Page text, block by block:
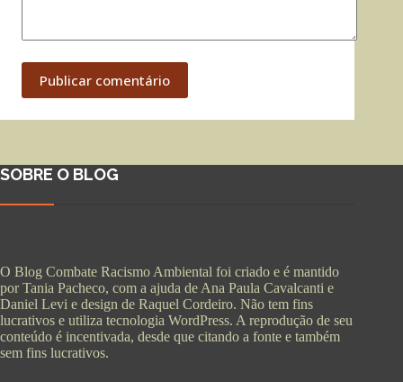
Publicar comentário
SOBRE O BLOG
O Blog Combate Racismo Ambiental foi criado e é mantido
por Tania Pacheco, com a ajuda de Ana Paula Cavalcanti e
Daniel Levi e design de Raquel Cordeiro. Não tem fins
lucrativos e utiliza tecnologia WordPress. A reprodução de seu
conteúdo é incentivada, desde que citando a fonte e também
sem fins lucrativos.